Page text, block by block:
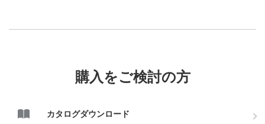
購入をご検討の方
カタログダウンロード